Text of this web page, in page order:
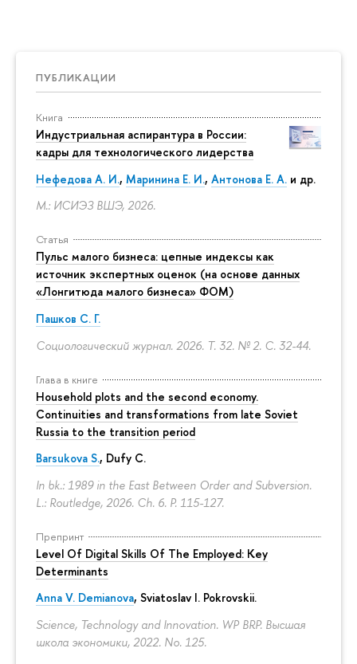
ПУБЛИКАЦИИ
Книга
Индустриальная аспирантура в России:
кадры для технологического лидерства
Нефедова А. И., Маринина Е. И., Антонова Е. А. и др.
М.: ИСИЭЗ ВШЭ, 2026.
Статья
Пульс малого бизнеса: цепные индексы как
источник экспертных оценок (на основе данных
«Лонгитюда малого бизнеса» ФОМ)
Пашков С. Г.
Социологический журнал. 2026. Т. 32. № 2. С. 32-44.
Глава в книге
Household plots and the second economy.
Continuities and transformations from late Soviet
Russia to the transition period
Barsukova S., Dufy C.
In bk.: 1989 in the East Between Order and Subversion.
L.: Routledge, 2026. Ch. 6. P. 115-127.
Препринт
Level Of Digital Skills Of The Employed: Key
Determinants
Anna V. Demianova, Sviatoslav I. Pokrovskii.
Science, Technology and Innovation. WP BRP. Высшая
школа экономики, 2022. No. 125.